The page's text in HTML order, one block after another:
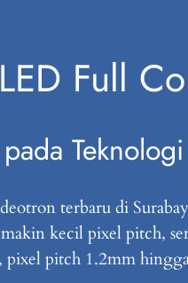
Full
terbaru di
kecil pixel pitch,
pitch 1.2mm